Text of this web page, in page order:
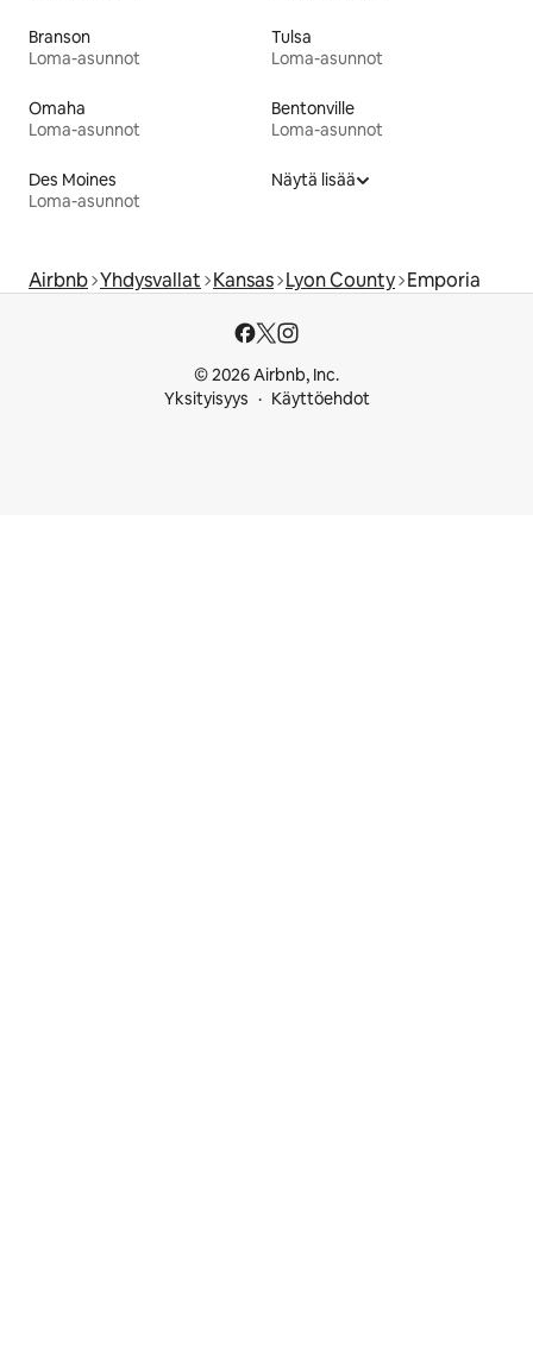
Branson
Loma-asunnot
Tulsa
Loma-asunnot
Omaha
Loma-asunnot
Bentonville
Loma-asunnot
Des Moines
Loma-asunnot
Näytä lisää
Airbnb Yhdysvallat Kansas Lyon County Emporia
© 2026 Airbnb, Inc.
Yksityisyys
Käyttöehdot